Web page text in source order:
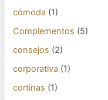
cómoda (1)
Complementos (5)
consejos (2)
corporativa (1)
cortinas (1)